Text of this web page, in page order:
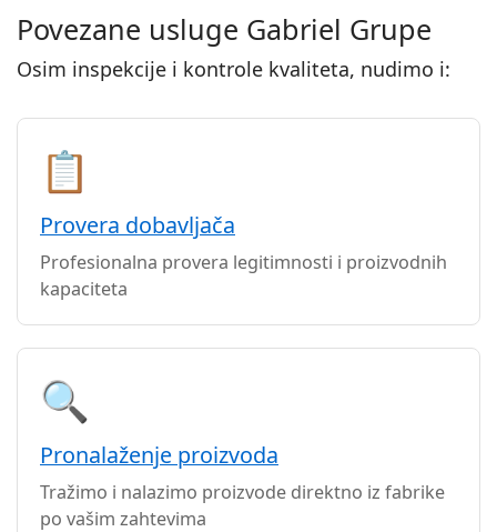
Povezane usluge Gabriel Grupe
Osim inspekcije i kontrole kvaliteta, nudimo i:
📋
Provera dobavljača
Profesionalna provera legitimnosti i proizvodnih
kapaciteta
🔍
Pronalaženje proizvoda
Tražimo i nalazimo proizvode direktno iz fabrike
po vašim zahtevima